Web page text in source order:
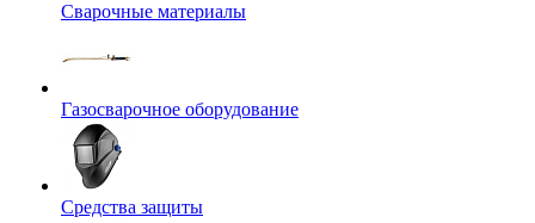
Сварочные материалы
Газосварочное оборудование
Средства защиты